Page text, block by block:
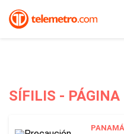
SÍFILIS - PÁGINA